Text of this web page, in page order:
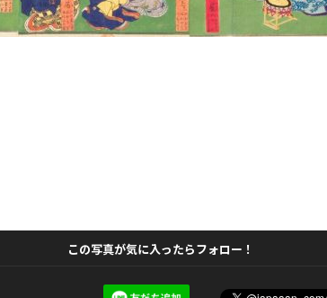
この写真が気に入ったらフォロー！